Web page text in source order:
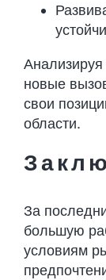
новые
свои
области.
За
большую
условиям